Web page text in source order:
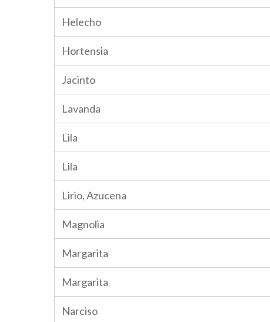
Helecho
Hortensia
Jacinto
Lavanda
Lila
Lila
Lirio, Azucena
Magnolia
Margarita
Margarita
Narciso